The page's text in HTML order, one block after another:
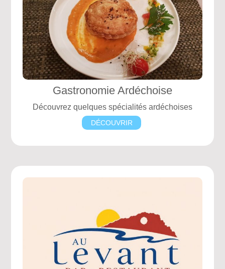
Gastronomie Ardéchoise
Découvrez quelques spécialités ardéchoises
DÉCOUVRIR